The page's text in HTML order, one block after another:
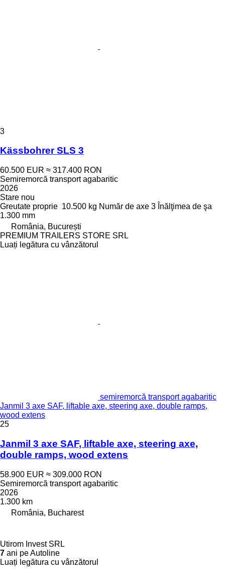
3
Kässbohrer SLS 3
60.500 EUR ≈ 317.400 RON
Semiremorcă transport agabaritic
2026
Stare nou
Greutate proprie 10.500 kg Număr de axe 3 Înălţimea de şa
1.300 mm
România, București
PREMIUM TRAILERS STORE SRL
Luați legătura cu vânzătorul
semiremorcă transport agabaritic
Janmil 3 axe SAF, liftable axe, steering axe, double ramps,
wood extens
25
Janmil 3 axe SAF, liftable axe, steering axe,
double ramps, wood extens
58.900 EUR ≈ 309.000 RON
Semiremorcă transport agabaritic
2026
1.300 km
România, Bucharest
Utirom Invest SRL
7 ani pe Autoline
Luați legătura cu vânzătorul